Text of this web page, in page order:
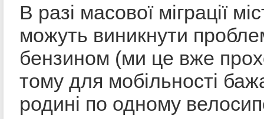
В разі масової міграції
можуть виникнути
бензином (ми це вже
тому для мобільності
родині по одному